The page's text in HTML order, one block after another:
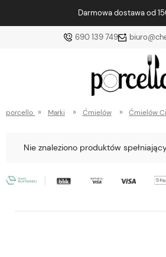
Darmowa dostawa od
690 139 749
porcello » Marki » Ćmielów » Ćmielów
Nie znaleziono produktów